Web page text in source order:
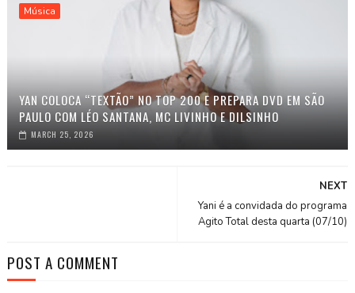
Música
YAN COLOCA “TEXTÃO” NO TOP 200 E PREPARA DVD EM SÃO
PAULO COM LÉO SANTANA, MC LIVINHO E DILSINHO
MARCH 25, 2026
NEXT
Yani é a convidada do programa
Agito Total desta quarta (07/10)
POST A COMMENT